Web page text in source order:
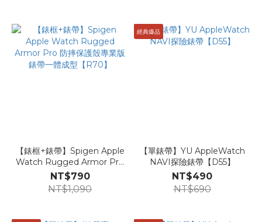
【錶框+錶帶】Spigen Apple
Watch Rugged Armor Pro
防摔保護殼專業版 錶帶一體成
型【R70】
NT$790
NT$1,090
經典爆品
【單錶帶】YU AppleWatch
NAVI探險錶帶【D55】
NT$490
NT$690